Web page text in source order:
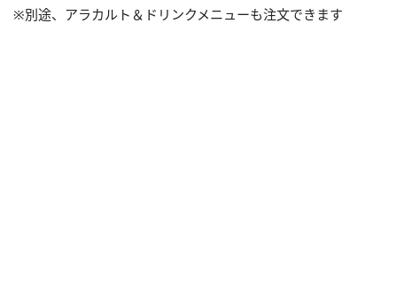
※別途、アラカルト＆ドリンクメニューも注文できます